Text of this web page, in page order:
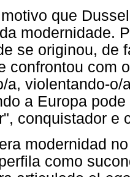
que
modernidade.
se originou, de
confrontou com
a, violentando-
a Europa
conquistador e
modernidad
como